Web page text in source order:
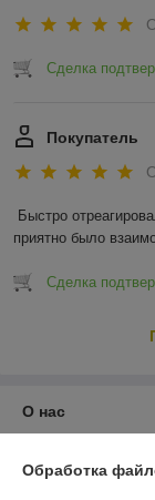
Сделка
Покупатель
Быстро
приятно было
Сделка
О нас
Контакты
Обработка